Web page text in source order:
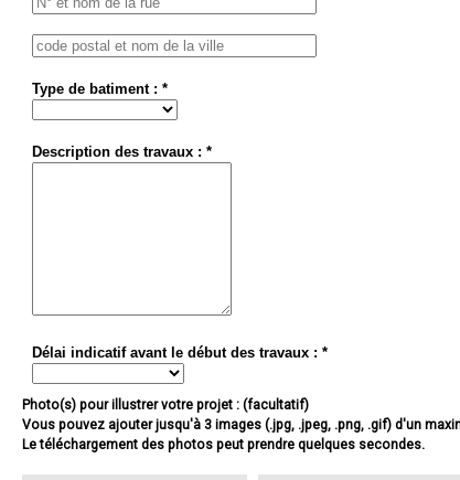
Type de batiment : *
Description des travaux : *
Délai indicatif avant le début des travaux : *
Photo(s) pour illustrer votre projet : (facultatif)
Vous pouvez ajouter jusqu'à 3 images (.jpg, .jpeg, .png, .gif) d'un
Le téléchargement des photos peut prendre quelques secondes.